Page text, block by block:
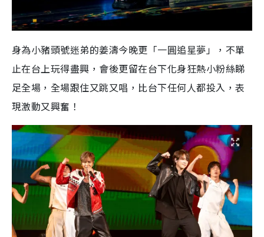
身為小豬頭號迷弟的姜濤今晚更「一圓追星夢」，不單
止在台上玩得盡興，會後更留在台下化身狂熱小粉絲睇
足全場，全場跟住又跳又唱，比台下任何人都投入，表
現激動又興奮！